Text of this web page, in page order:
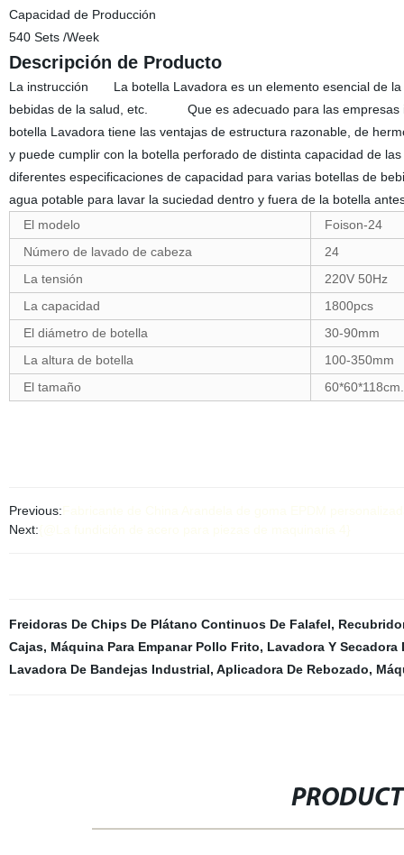
Capacidad de Producción
540 Sets /Week
Descripción de Producto
La instrucción La botella Lavadora es un elemento esencial de la
bebidas de la salud, etc. Que es adecuado para las empresas
botella Lavadora tiene las ventajas de estructura razonable, de
y puede cumplir con la botella perforado de distinta capacidad de
diferentes especificaciones de capacidad para varias botellas de
agua potable para lavar la suciedad dentro y fuera de la botella
El modelo
Foison-24
Número de lavado de cabeza
24
La tensión
220V 50Hz
La capacidad
1800pcs
El diámetro de botella
30-90mm
La altura de botella
100-350mm
El tamaño
60*60*118cm.
Previous:
Next:
Freidoras De Chips De Plátano Continuos De Falafel,
Cajas, Máquina Para Empanar Pollo Frito, Lavadora Y Secadora
Lavadora De Bandejas Industrial, Aplicadora De Rebozado,